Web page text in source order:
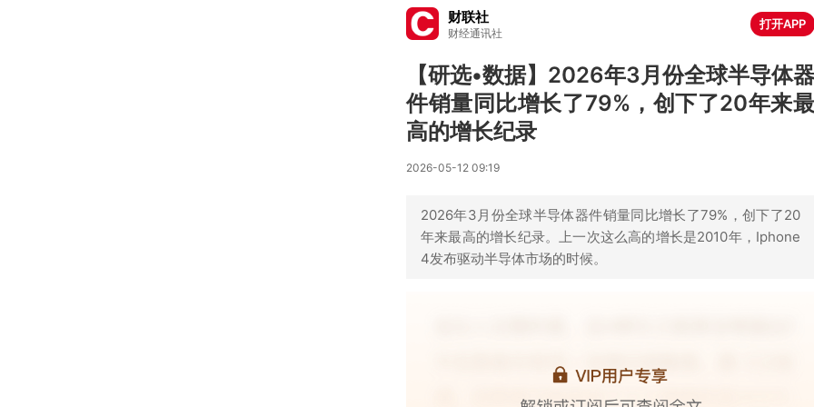
财联社
财经通讯社
打开APP
【研选•数据】2026年3月份全球半导体器
件销量同比增长了79%，创下了20年来最
高的增长纪录
2026-05-12 09:19
2026年3月份全球半导体器件销量同比增长了79%，创下了20
年来最高的增长纪录。上一次这么高的增长是2010年，Iphone
4发布驱动半导体市场的时候。